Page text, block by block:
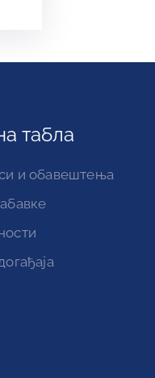
табла
и обавештења